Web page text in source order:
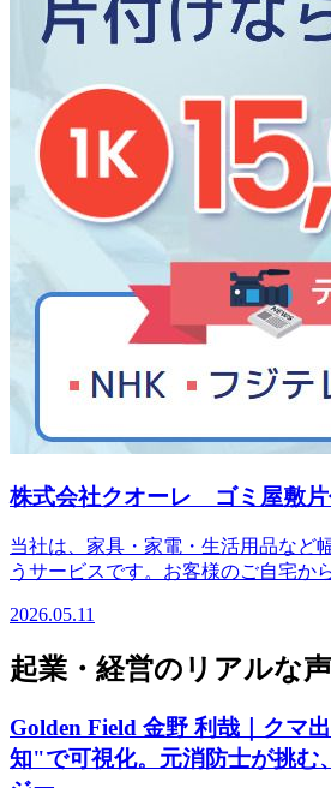
株式会社クオーレ ゴミ屋敷片
当社は、家具・家電・生活用品など
うサービスです。お客様のご自宅か
2026.05.11
起業・経営のリアルな
Golden Field 金野 利哉｜クマ
知"で可視化。元消防士が挑む